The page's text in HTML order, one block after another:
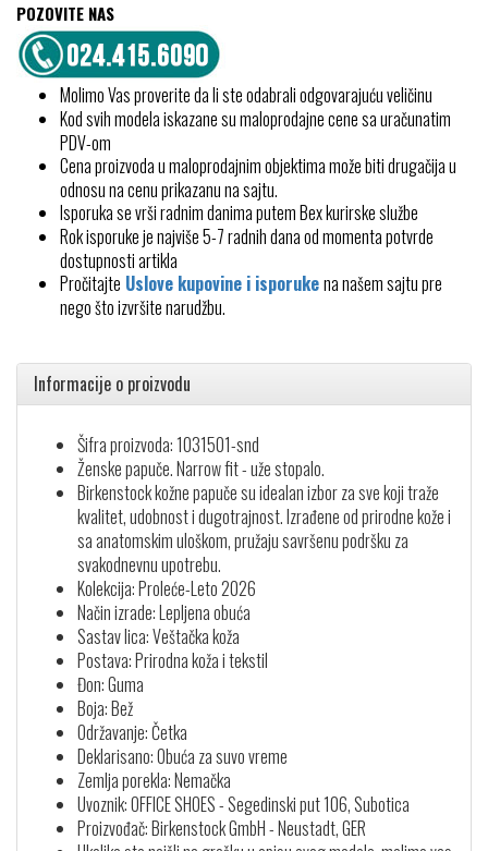
POZOVITE NAS
Molimo Vas proverite da li ste odabrali odgovarajuću veličinu
Kod svih modela iskazane su maloprodajne cene sa uračunatim
PDV-om
Cena proizvoda u maloprodajnim objektima može biti drugačija u
odnosu na cenu prikazanu na sajtu.
Isporuka se vrši radnim danima putem Bex kurirske službe
Rok isporuke je najviše 5-7 radnih dana od momenta potvrde
dostupnosti artikla
Pročitajte Uslove kupovine i isporukena našem sajtu pre
nego što izvršite narudžbu.
Informacije o proizvodu
Šifra proizvoda: 1031501-snd
Ženske papuče. Narrow fit - uže stopalo.
Birkenstock kožne papuče su idealan izbor za sve koji traže
kvalitet, udobnost i dugotrajnost. Izrađene od prirodne kože i
sa anatomskim uloškom, pružaju savršenu podršku za
svakodnevnu upotrebu.
Kolekcija: Proleće-Leto 2026
Način izrade: Lepljena obuća
Sastav lica: Veštačka koža
Postava: Prirodna koža i tekstil
Đon: Guma
Boja: Bež
Održavanje: Četka
Deklarisano: Obuća za suvo vreme
Zemlja porekla: Nemačka
Uvoznik: OFFICE SHOES - Segedinski put 106, Subotica
Proizvođač: Birkenstock GmbH - Neustadt, GER